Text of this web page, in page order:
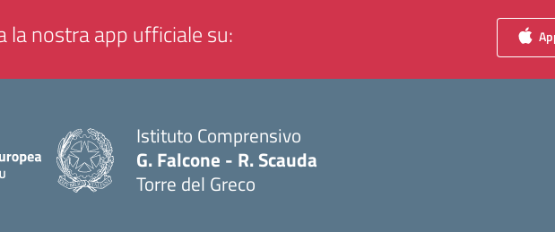
la nostra app ufficiale su:
Istituto Comprensivo
G. Falcone - R. Scauda
Torre del Greco